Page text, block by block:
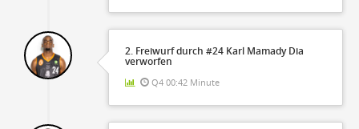
2. Freiwurf durch #24 Karl Mamady Dia
verworfen
Q4 00:42 Minute